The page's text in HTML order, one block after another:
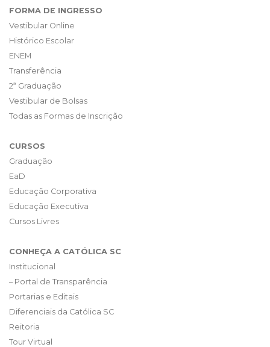
FORMA DE INGRESSO
Vestibular Online
Histórico Escolar
ENEM
Transferência
2ª Graduação
Vestibular de Bolsas
Todas as Formas de Inscrição
CURSOS
Graduação
EaD
Educação Corporativa
Educação Executiva
Cursos Livres
CONHEÇA A CATÓLICA SC
Institucional
– Portal de Transparência
Portarias e Editais
Diferenciais da Católica SC
Reitoria
Tour Virtual